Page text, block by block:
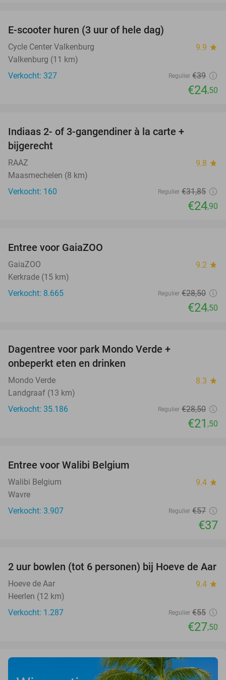
E-scooter huren (3 uur of hele dag)
Cycle Center Valkenburg 9.9 star
Valkenburg (11 km)
Verkocht: 327
Regulier €39
€24,50
Indiaas 2- of 3-gangendiner à la carte +
bijgerecht
RAAZ 9.8 star
Maasmechelen (8 km)
Verkocht: 160
Regulier €31,85
€24,90
Entree voor GaiaZOO
GaiaZOO 9.2 star
Kerkrade (15 km)
Verkocht: 8.665
Regulier €28,50
€24,50
Dagentree voor park Mondo Verde +
onbeperkt eten en drinken
Mondo Verde 8.3 star
Landgraaf (13 km)
Verkocht: 35.186
Regulier €28,50
€21 ,50
Entree voor Walibi Belgium
Walibi Belgium 9.4 star
Wavre
Verkocht: 3.907
Regulier €57
€37
50%
2 uur bowlen (tot 6 personen) bij Hoeve de Aar
Hoeve de Aar 9.4 star
Heerlen (12 km)
Verkocht: 1.287
Regulier €55
€27,50